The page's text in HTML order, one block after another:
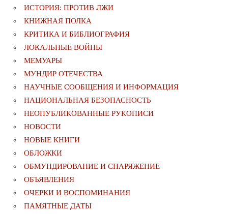
ИСТОРИЯ: ПРОТИВ ЛЖИ
КНИЖНАЯ ПОЛКА
КРИТИКА И БИБЛИОГРАФИЯ
ЛОКАЛЬНЫЕ ВОЙНЫ
МЕМУАРЫ
МУНДИР ОТЕЧЕСТВА
НАУЧНЫЕ СООБЩЕНИЯ И ИНФОРМАЦИЯ
НАЦИОНАЛЬНАЯ БЕЗОПАСНОСТЬ
НЕОПУБЛИКОВАННЫЕ РУКОПИСИ
НОВОСТИ
НОВЫЕ КНИГИ
ОБЛОЖКИ
ОБМУНДИРОВАНИЕ И СНАРЯЖЕНИЕ
ОБЪЯВЛЕНИЯ
ОЧЕРКИ И ВОСПОМИНАНИЯ
ПАМЯТНЫЕ ДАТЫ